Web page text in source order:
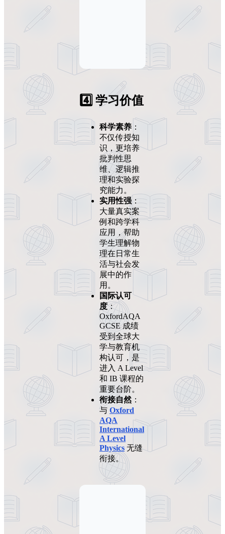
4️⃣ 学习价值
科学素养 ：
不仅传授知
识，更培养
批判性思
维、逻辑推
理和实验探
究能力。
实用性强 ：
大量真实案
例和跨学科
应用，帮助
学生理解物
理在日常生
活与社会发
展中的作
用。
国际认可
度：
OxfordAQA
GCSE 成绩
受到全球大
学与教育机
构认可，是
进入 A Level
和 IB 课程的
重要台阶。
衔接自然：
与 Oxford
AQA
International
A Level
Physics 无缝
衔接。